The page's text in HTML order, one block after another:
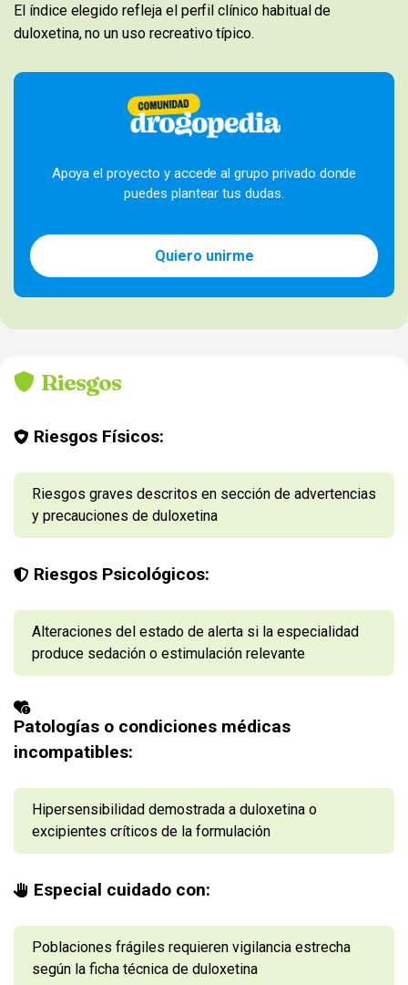
El índice elegido refleja el perfil clínico habitual de
duloxetina, no un uso recreativo típico.
Apoya el proyecto y accede al grupo privado donde
puedes plantear tus dudas.
Quiero unirme
Riesgos
Riesgos Físicos:
Riesgos graves descritos en sección de advertencias
y precauciones de duloxetina
Riesgos Psicológicos:
Alteraciones del estado de alerta si la especialidad
produce sedación o estimulación relevante
Patologías o condiciones médicas
incompatibles:
Hipersensibilidad demostrada a duloxetina o
excipientes críticos de la formulación
Especial cuidado con:
Poblaciones frágiles requieren vigilancia estrecha
según la ficha técnica de duloxetina